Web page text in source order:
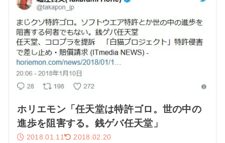
ホリエモン「任天堂は特許ゴロ。世の中の
進歩を阻害する。銭ゲバ任天堂」
2018.01.11 2018.02.20